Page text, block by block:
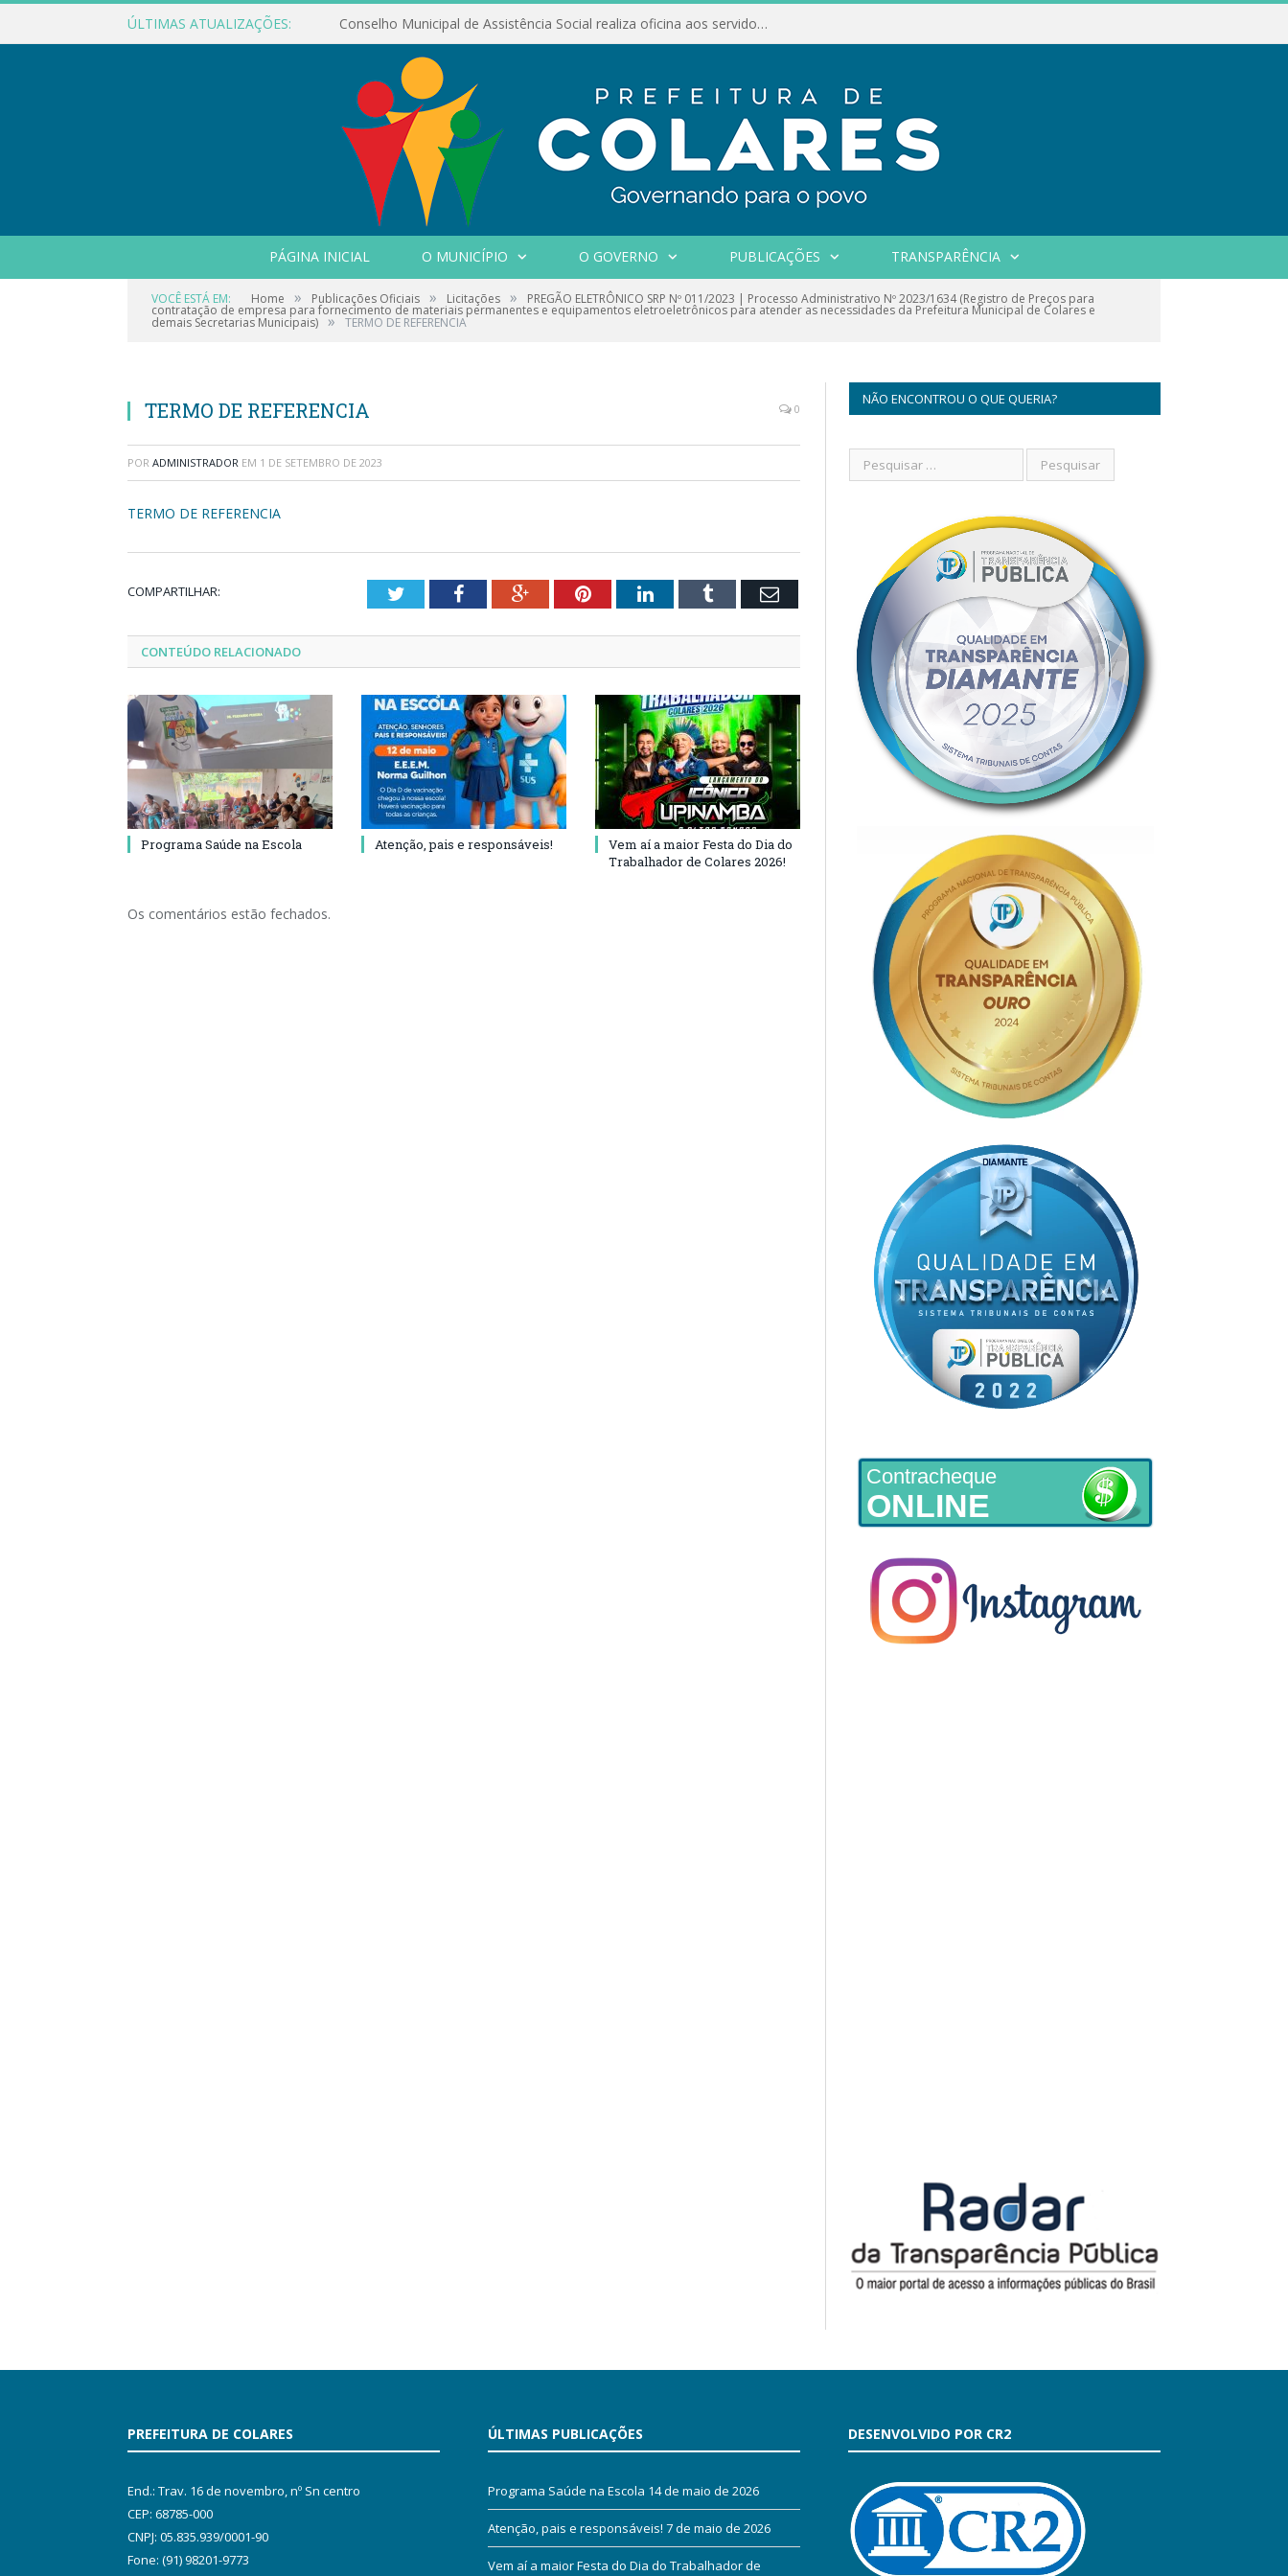
ÚLTIMAS ATUALIZAÇÕES: Conselho Municipal de Assistência Social realiza oficina aos servidores
PÁGINA INICIAL O MUNICÍPIO O GOVERNO PUBLICAÇÕES TRANSPARÊNCIA
VOCÊ ESTÁ EM: Home » Publicações Oficiais » Licitações » PREGÃO ELETRÔNICO SRP Nº 011/2023 | Processo Administrativo Nº 2023/1634 (Registro de Preços para
contratação de empresa para fornecimento de materiais permanentes e equipamentos eletroeletrônicos para atender as necessidades da Prefeitura Municipal de Colares e
demais Secretarias Municipais) » TERMO DE REFERENCIA
TERMO DE REFERENCIA 0
POR ADMINISTRADOR EM 1 DE SETEMBRO DE 2023
TERMO DE REFERENCIA
COMPARTILHAR: TwitterFacebookGoogle+PinterestLinkedInTumblr Email
CONTEÚDO RELACIONADO
Programa Saúde na Escola Atenção, pais e responsáveis!
Vem aí a maior Festa do Dia do
Trabalhador de Colares 2026!
Os comentários estão fechados.
NÃO ENCONTROU O QUE QUERIA?
Contracheque
ONLINE
PREFEITURA DE COLARES
End.: Trav. 16 de novembro, nº Sn centro
CEP: 68785-000
CNPJ: 05.835.939/0001-90
Fone: (91) 98201-9773
ÚLTIMAS PUBLICAÇÕES
Programa Saúde na Escola 14 de maio de 2026
Atenção, pais e responsáveis! 7 de maio de 2026
Vem aí a maior Festa do Dia do Trabalhador de
DESENVOLVIDO POR CR2